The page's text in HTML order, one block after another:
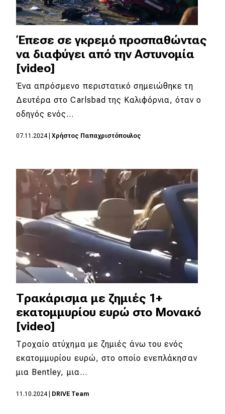
Έπεσε σε γκρεμό προσπαθώντας
να διαφύγει από την Αστυνομία
[video]
Ένα απρόσμενο περιστατικό σημειώθηκε τη
Δευτέρα στο Carlsbad της Καλιφόρνια, όταν ο
οδηγός ενός…
07.11.2024| Χρήστος Παπαχριστόπουλος
Τρακάρισμα με ζημιές 1+
εκατομμυρίου ευρώ στο Μονακό
[video]
Τροχαίο ατύχημα με ζημιές άνω του ενός
εκατομμυρίου ευρώ, στο οποίο ενεπλάκησαν
μια Bentley, μια…
11.10.2024| DRIVE Team